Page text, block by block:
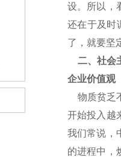
设。所以，
还在于及时
了，就要坚
二、社会
企业价值观
物质贫乏
开始投入越
我们常说，
的进程中，